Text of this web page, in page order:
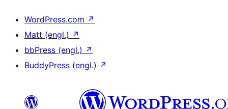
WordPress.com ↗
Matt (engl.) ↗
bbPress (engl.) ↗
BuddyPress (engl.) ↗